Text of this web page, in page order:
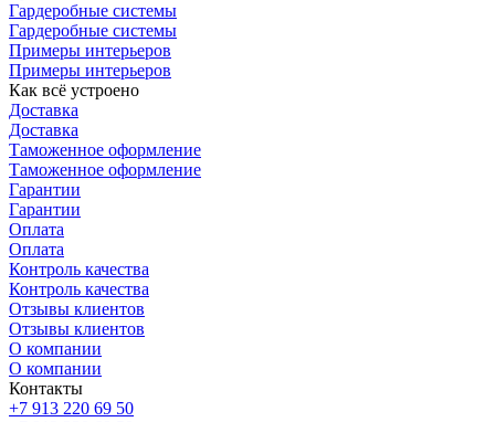
Гардеробные системы
Гардеробные системы
Примеры интерьеров
Примеры интерьеров
Как всё устроено
Доставка
Доставка
Таможенное оформление
Таможенное оформление
Гарантии
Гарантии
Оплата
Оплата
Контроль качества
Контроль качества
Отзывы клиентов
Отзывы клиентов
О компании
О компании
Контакты
+7 913 220 69 50